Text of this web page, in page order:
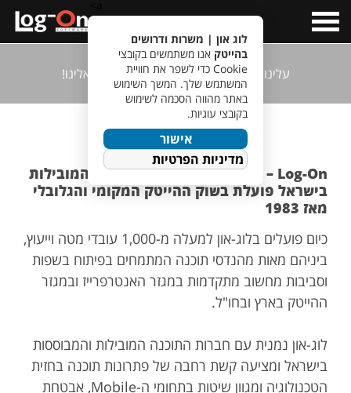
Menu
עלינו הנהלה מכירות גיוס הצטרפו אלינו!
קצת עלינו...
Log-On – מחברות התוכנה הוותיקות והמובילות
בישראל פועלת בשוק ההייטק המקומי והגלובלי
מאז 1983
כיום פועלים בלוג-און למעלה מ-1,000 עובדי מטה וייעוץ,
ביניהם מאות מהנדסי תוכנה המתמחים בפיתוח בשפות
וסביבות מחשוב מתקדמות במגזר האנטרפרייז ובמגזר
ההייטק בארץ ובחו"ל.
לוג-און נמנית עם חברות התוכנה המובילות והמבוססות
בישראל ומציעה קשת רחבה של פתרונות תוכנה בחזית
הטכנולוגיה ומגוון שיטות בתחומי ה-Mobile, אבטחת
לוג און | משרות ודרושים
בהייטק אנו משתמשים בקובצי
Cookie כדי לשפר את חוויית
המשתמש שלך. המשך השימוש
באתר מהווה הסכמה לשימוש
בקובצי עוגיות.
אישור
מדיניות הפרטיות